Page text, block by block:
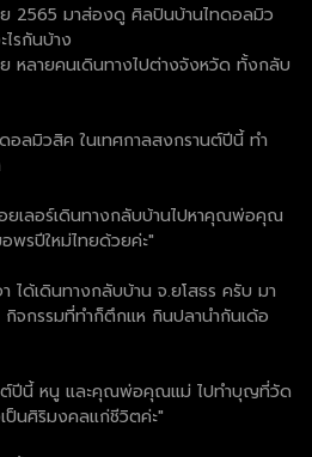
ย 2565 มาส่องดู ศิลปินบ้านไทดอลมิว
รกันบ้าง
หลายคนเดินทางไปต่างจังหวัด ทั้งกลับ
อลมิวสิค ในเทศกาลสงกรานต์ปีนี้ ทำ
ยเลอร์เดินทางกลับบ้านไปหาคุณพ่อคุณ
พรปีใหม่ไทยด้วยค่ะ"
ได้เดินทางกลับบ้าน จ.ยโสธร ครับ มา
จกรรมที่ทำก็ตึกแห กินปลานำกันเด้อ
ต์ปีนี้ หนู และคุณพ่อคุณแม่ ไปทำบุญที่วัด
ป็นศิริมงคลแก่ชีวิตค่ะ"